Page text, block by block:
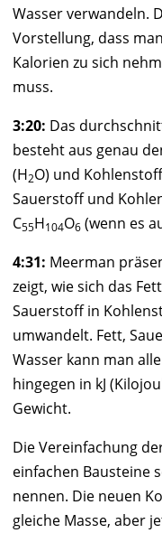
Wasser verwandeln.
Vorstellung, dass
Kalorien zu sich
muss.
3:20: Das
besteht aus genau
(H2O) und
Sauerstoff und
C55H104O6 (wenn es
4:31: Meerman
zeigt, wie sich das
Sauerstoff in
umwandelt. Fett,
Wasser kann man
hingegen in kJ
Gewicht.
Die Vereinfachung
einfachen Bausteine
nennen. Die neuen
gleiche Masse, aber